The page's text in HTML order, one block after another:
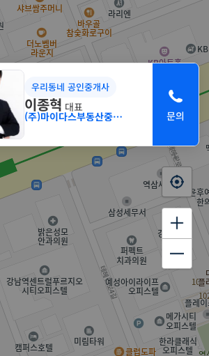
우리동네 공인중개사
이종혁 대표
(주)마이다스부동산중개법인 서초